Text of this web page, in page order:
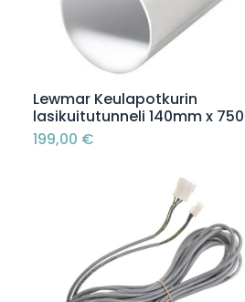
Lisää ostoskoriin
Lewmar Keulapotkurin
lasikuitutunneli 140mm x
199,00 €